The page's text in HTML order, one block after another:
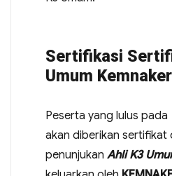
Sertifikasi
Umum Kemnaker
Peserta yang lulus pada
akan diberikan sertifikat
penunjukan Ahli K3